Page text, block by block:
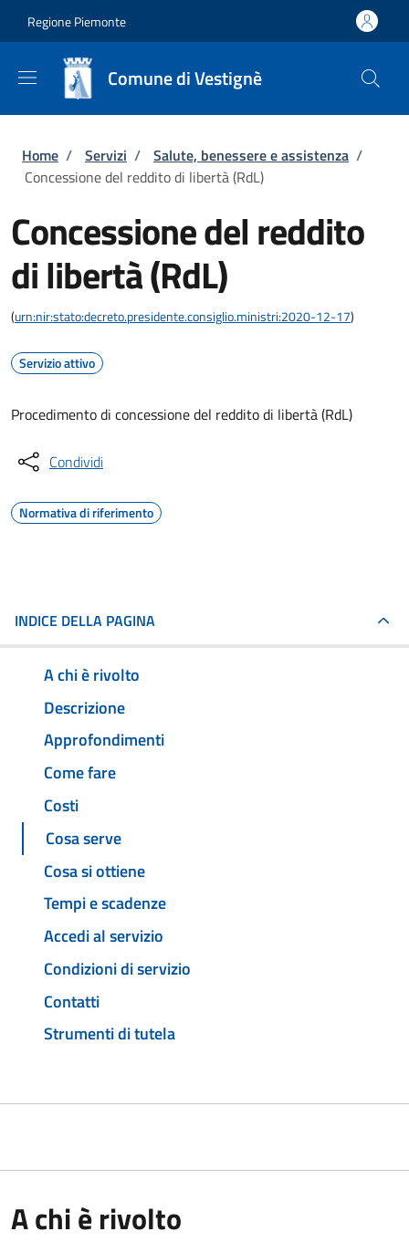
Regione Piemonte
Comune di Vestignè
Briciole di pane
Home / Servizi / Salute, benessere e assistenza /
Concessione del reddito di libertà (RdL)
Concessione del reddito
di libertà (RdL)
(urn:nir:stato:decreto.presidente.consiglio.ministri:2020-12-17)
Servizio attivo
Procedimento di concessione del reddito di libertà (RdL)
Condividi
Normativa di riferimento
INDICE DELLA PAGINA
A chi è rivolto
Descrizione
Approfondimenti
Come fare
Costi
Cosa serve
Cosa si ottiene
Tempi e scadenze
Accedi al servizio
Condizioni di servizio
Contatti
Strumenti di tutela
A chi è rivolto